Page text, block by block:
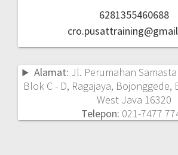
6281355460688
Alamat: Jl. Perumahan
Blok C - D, Ragajaya, Bojonggede,
West Java 16320
Telepon: 021-7477